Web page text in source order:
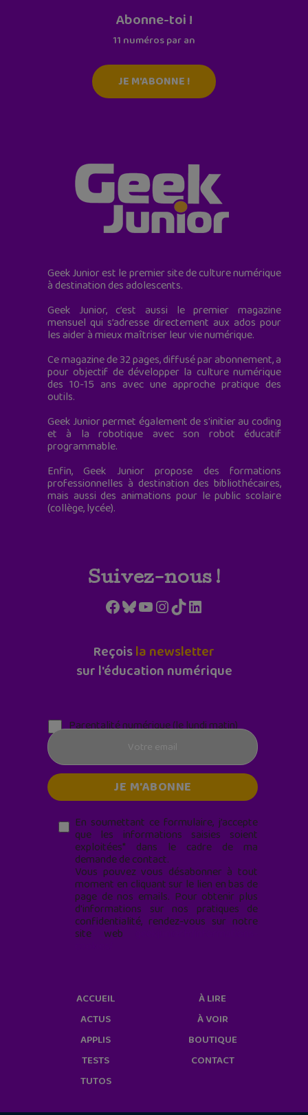
Abonne-toi !
11 numéros par an
JE M'ABONNE !
Geek Junior est le premier site de culture numérique
à destination des adolescents.
Geek Junior, c’est aussi le premier magazine
mensuel qui s’adresse directement aux ados pour
les aider à mieux maîtriser leur vie numérique.
Ce magazine de 32 pages, diffusé par abonnement, a
pour objectif de développer la culture numérique
des 10-15 ans avec une approche pratique des
outils.
Geek Junior permet également de s'initier au coding
et à la robotique avec son robot éducatif
programmable.
Enfin, Geek Junior propose des formations
professionnelles à destination des bibliothécaires,
mais aussi des animations pour le public scolaire
(collège, lycée).
Suivez-nous !
Facebook
Bluesky
YouTube
Instagram
TikTokLinkedIn
Reçoisla newsletter
sur l'éducation numérique
Parentalité numérique (le lundi matin)
En soumettant ce formulaire, j’accepte
que les informations saisies soient
exploitées* dans le cadre de ma
demande de contact.
Vous pouvez vous désabonner à tout
moment en cliquant sur le lien en bas de
page de nos emails. Pour obtenir plus
d'informations sur nos pratiques de
confidentialité, rendez-vous sur notre
site web
ACCUEIL
ACTUS
APPLIS
TESTS
TUTOS
À LIRE
À VOIR
BOUTIQUE
CONTACT